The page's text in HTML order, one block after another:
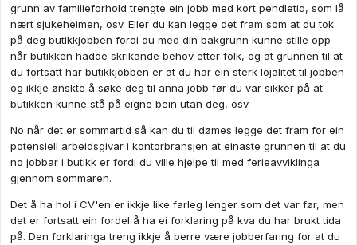
grunn av familieforhold trengte ein jobb med kort pendletid, som lå
nært sjukeheimen, osv. Eller du kan legge det fram som at du tok
på deg butikkjobben fordi du med din bakgrunn kunne stille opp
når butikken hadde skrikande behov etter folk, og at grunnen til at
du fortsatt har butikkjobben er at du har ein sterk lojalitet til jobben
og ikkje ønskte å søke deg til anna jobb før du var sikker på at
butikken kunne stå på eigne bein utan deg, osv.
No når det er sommartid så kan du til dømes legge det fram for ein
potensiell arbeidsgivar i kontorbransjen at einaste grunnen til at du
no jobbar i butikk er fordi du ville hjelpe til med ferieavviklinga
gjennom sommaren.
Det å ha hol i CV'en er ikkje like farleg lenger som det var før, men
det er fortsatt ein fordel å ha ei forklaring på kva du har brukt tida
på. Den forklaringa treng ikkje å berre være jobberfaring for at du